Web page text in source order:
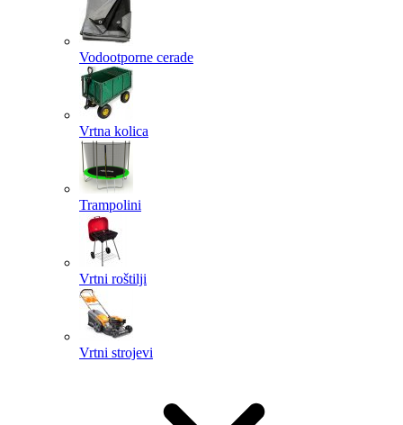
Vodootporne cerade
Vrtna kolica
Trampolini
Vrtni roštilji
Vrtni strojevi